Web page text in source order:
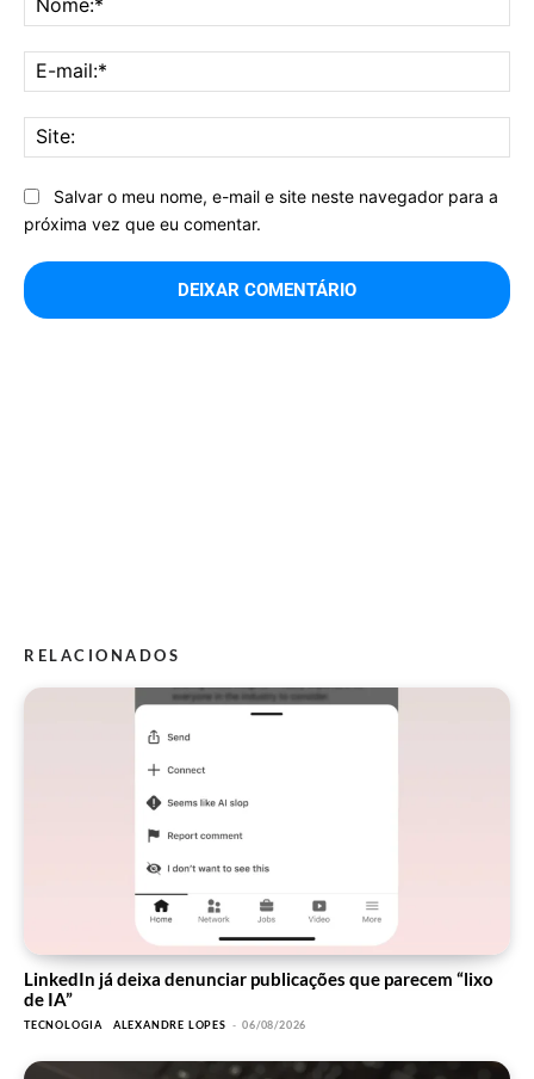
Salvar o meu nome, e-mail e site neste navegador para a
próxima vez que eu comentar.
RELACIONADOS
LinkedIn já deixa denunciar publicações que parecem “lixo
de IA”
TECNOLOGIA ALEXANDRE LOPES - 06/08/2026